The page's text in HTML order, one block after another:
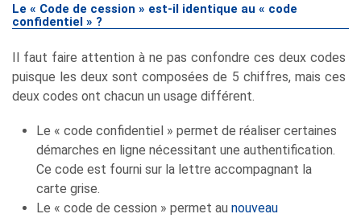
Le « Code de cession » est-il identique au « code
confidentiel » ?
Il faut faire attention à ne pas confondre ces deux codes
puisque les deux sont composées de 5 chiffres, mais ces
deux codes ont chacun un usage différent.
Le « code confidentiel » permet de réaliser certaines
démarches en ligne nécessitant une authentification.
Ce code est fourni sur la lettre accompagnant la
carte grise.
Le « code de cession » permet au nouveau